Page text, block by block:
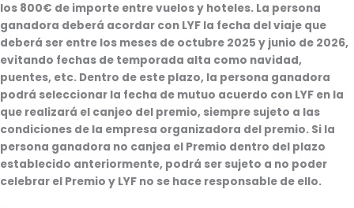
los 800€ de importe entre vuelos y hoteles. La persona
ganadora deberá acordar con LYF la fecha del viaje que
deberá ser entre los meses de octubre 2025 y junio de 2026,
evitando fechas de temporada alta como navidad,
puentes, etc. Dentro de este plazo, la persona ganadora
podrá seleccionar la fecha de mutuo acuerdo con LYF en la
que realizará el canjeo del premio, siempre sujeto a las
condiciones de la empresa organizadora del premio. Si la
persona ganadora no canjea el Premio dentro del plazo
establecido anteriormente, podrá ser sujeto a no poder
celebrar el Premio y LYF no se hace responsable de ello.